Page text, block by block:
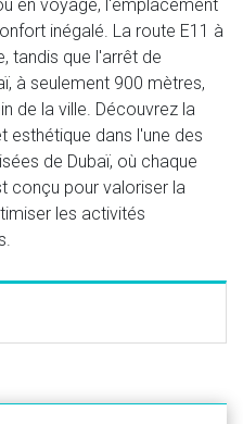
en voyage, l'emplacement
inégalé. La route E11 à
tandis que l'arrêt de
à seulement 900 mètres,
de la ville. Découvrez la
esthétique dans l'une des
de Dubaï, où chaque
conçu pour valoriser la
les activités